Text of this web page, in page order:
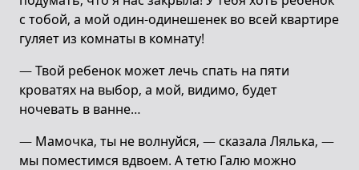
с тобой, а мой один-одинешенек во всей квартире
гуляет из комнаты в комнату!
— Твой ребенок может лечь спать на пяти
кроватях на выбор, а мой, видимо, будет
ночевать в ванне…
— Мамочка, ты не волнуйся, — сказала Лялька, —
мы поместимся вдвоем. А тетю Галю можно